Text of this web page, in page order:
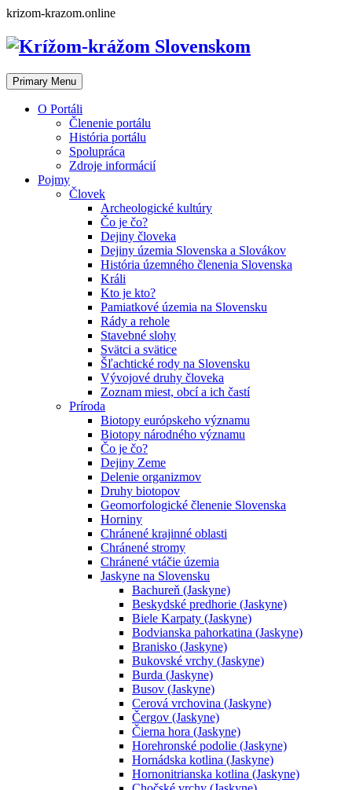
Skip
content
krizom-krazom.online
Primary Menu
O Portáli
Členenie portálu
História portálu
Spolupráca
Zdroje informácií
Pojmy
Človek
Archeologické kultúry
Čo je čo?
Dejiny človeka
Dejiny územia Slovenska a Slovákov
História územného členenia Slovenska
Králi
Kto je kto?
Pamiatkové územia na Slovensku
Rády a rehole
Stavebné slohy
Svätci a svätice
Šľachtické rody na Slovensku
Vývojové druhy človeka
Zoznam miest, obcí a ich častí
Príroda
Biotopy európskeho významu
Biotopy národného významu
Čo je čo?
Dejiny Zeme
Delenie organizmov
Druhy biotopov
Geomorfologické členenie Slovenska
Horniny
Chránené krajinné oblasti
Chránené stromy
Chránené vtáčie územia
Jaskyne na Slovensku
Bachureň (Jaskyne)
Beskydské predhorie (Jaskyne)
Biele Karpaty (Jaskyne)
Bodvianska pahorkatina (Jaskyne)
Branisko (Jaskyne)
Bukovské vrchy (Jaskyne)
Burda (Jaskyne)
Busov (Jaskyne)
Cerová vrchovina (Jaskyne)
Čergov (Jaskyne)
Čierna hora (Jaskyne)
Horehronské podolie (Jaskyne)
Hornádska kotlina (Jaskyne)
Hornonitrianska kotlina (Jaskyne)